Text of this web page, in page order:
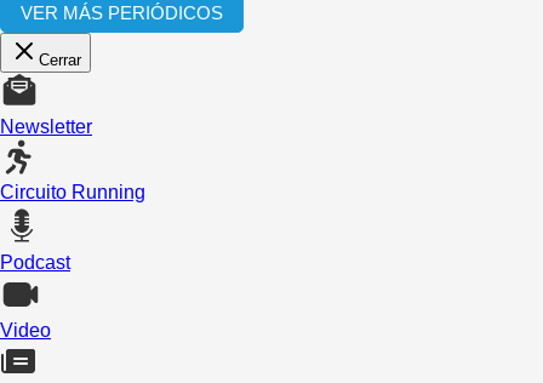
VER MÁS PERIÓDICOS
Cerrar
Newsletter
Circuito Running
Podcast
Video